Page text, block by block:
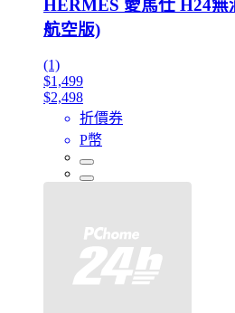
HERMES 愛馬仕 H24無
航空版)
(1)
$1,499
$2,498
折價券
P幣